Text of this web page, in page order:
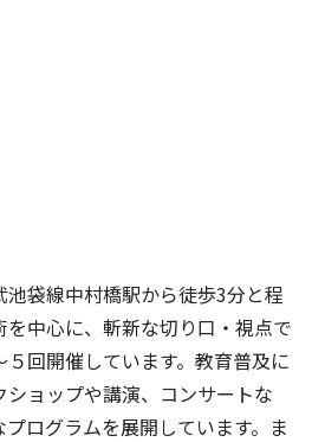
袋線中村橋駅から徒歩3分と程
中心に、斬新な切り口・視点で
回開催しています。教育普及に
ョップや講演、コンサートな
ログラムを展開しています。ま